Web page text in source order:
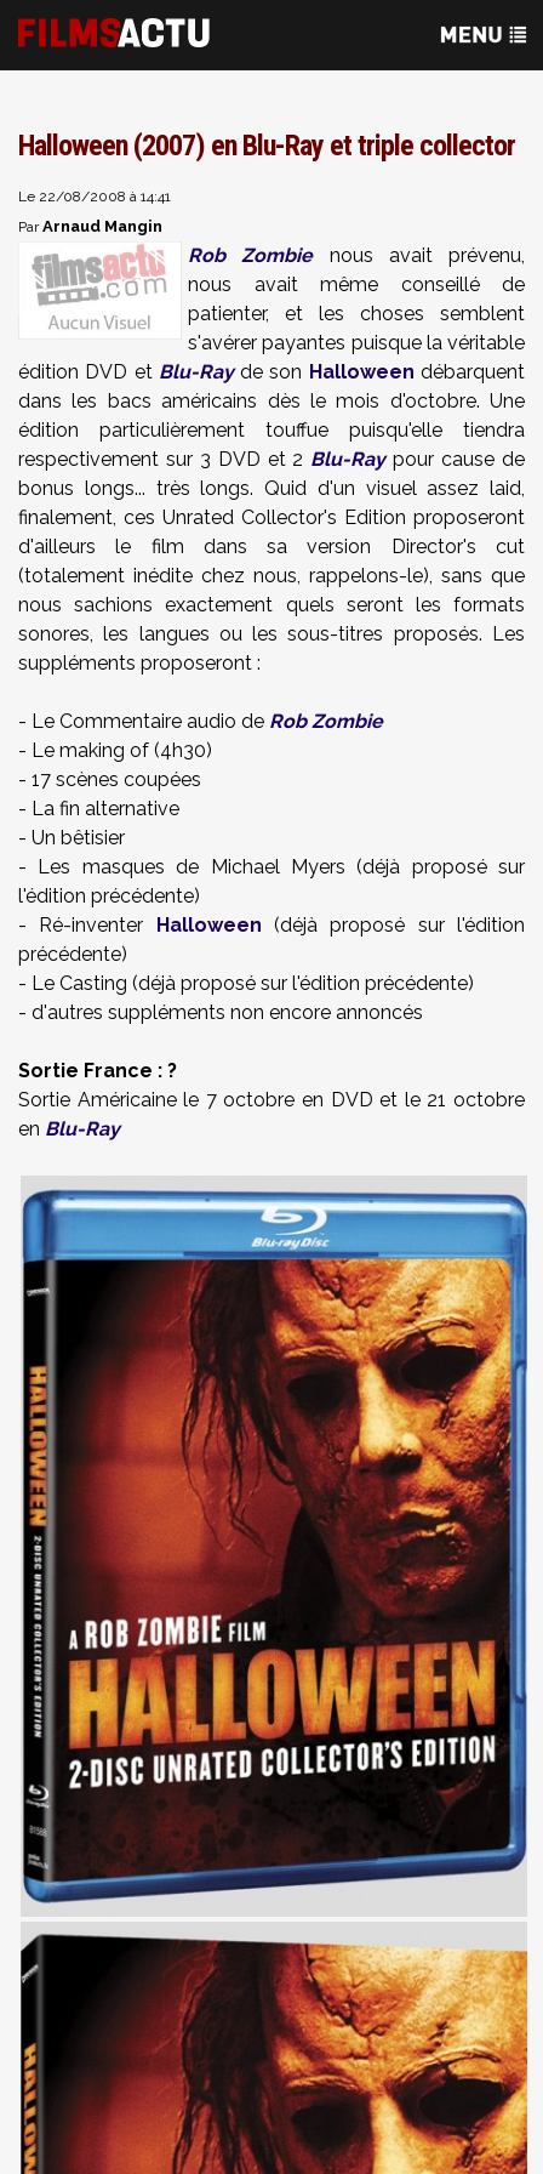
Halloween (2007) en Blu-Ray et triple collector
Le 22/08/2008 à 14:41
ParArnaud Mangin
Rob Zombienous avait prévenu,
nous avait même conseillé de
patienter, et les choses semblent
s'avérer payantes puisque la véritable
édition DVD et Blu-Rayde son Halloween débarquent
dans les bacs américains dès le mois d'octobre. Une
édition particulièrement touffue puisqu'elle tiendra
respectivement sur 3 DVD et 2 Blu-Raypour cause de
bonus longs... très longs. Quid d'un visuel assez laid,
finalement, ces Unrated Collector's Edition proposeront
d'ailleurs le film dans sa version Director's cut
(totalement inédite chez nous, rappelons-le), sans que
nous sachions exactement quels seront les formats
sonores, les langues ou les sous-titres proposés. Les
suppléments proposeront :
- Le Commentaire audio de Rob Zombie
- Le making of (4h30)
- 17 scènes coupées
- La fin alternative
- Un bêtisier
- Les masques de Michael Myers (déjà proposé sur
l'édition précédente)
- Ré-inventer Halloween (déjà proposé sur l'édition
précédente)
- Le Casting (déjà proposé sur l'édition précédente)
- d'autres suppléments non encore annoncés
Sortie France : ?
Sortie Américaine le 7 octobre en DVD et le 21 octobre
en Blu-Ray